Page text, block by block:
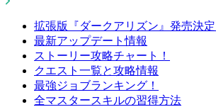
拡張版『ダークアリズン』発売決定
最新アップデート情報
ストーリー攻略チャート！
クエスト一覧と攻略情報
最強ジョブランキング！
全マスタースキルの習得方法